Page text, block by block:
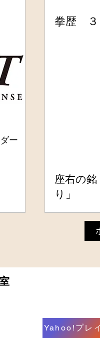
ー
拳歴 ３
座右の
り」
Yahoo!プレ